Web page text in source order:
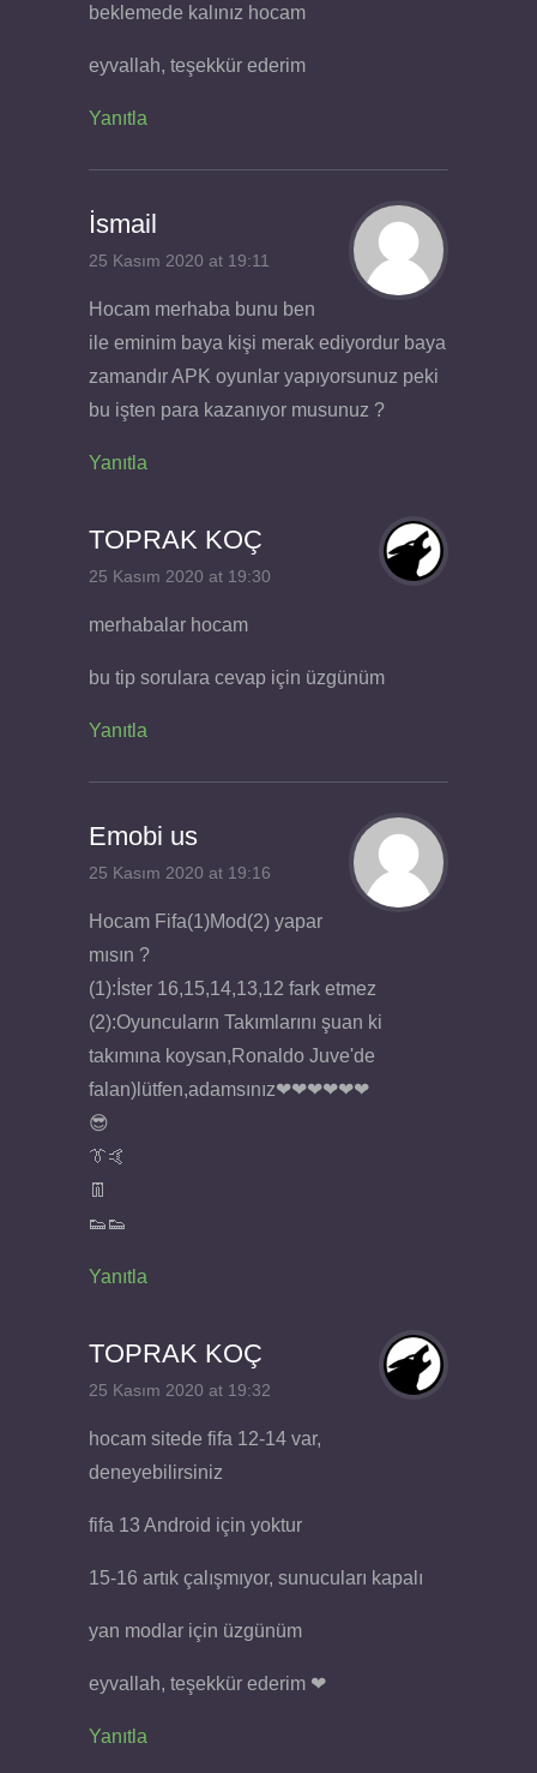
beklemede kalınız hocam
eyvallah, teşekkür ederim
Yanıtla
İsmail
25 Kasım 2020 at 19:11
Hocam merhaba bunu ben
ile eminim baya kişi merak ediyordur baya
zamandır APK oyunlar yapıyorsunuz peki
bu işten para kazanıyor musunuz ?
Yanıtla
TOPRAK KOÇ
25 Kasım 2020 at 19:30
merhabalar hocam
bu tip sorulara cevap için üzgünüm
Yanıtla
Emobi us
25 Kasım 2020 at 19:16
Hocam Fifa(1)Mod(2) yapar
mısın ?
(1):İster 16,15,14,13,12 fark etmez
(2):Oyuncuların Takımlarını şuan ki
takımına koysan,Ronaldo Juve'de
falan)lütfen,adamsınız❤❤❤❤❤❤
😎
👔🤙
👖
👟👟
Yanıtla
TOPRAK KOÇ
25 Kasım 2020 at 19:32
hocam sitede fifa 12-14 var,
deneyebilirsiniz
fifa 13 Android için yoktur
15-16 artık çalışmıyor, sunucuları kapalı
yan modlar için üzgünüm
eyvallah, teşekkür ederim ❤
Yanıtla